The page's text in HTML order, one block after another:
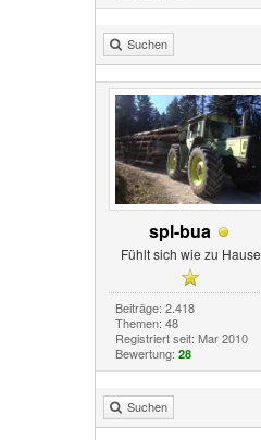
Suchen
spl-bua
Fühlt sich wie zu Hause
Beiträge: 2.418
Themen: 48
Registriert seit: Mar 2010
Bewertung: 28
Suchen